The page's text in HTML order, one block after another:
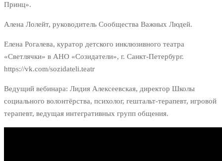
Принц».
Алена Лолейт, руководитель Сообщества Важных Людей.
Елена Рогалева, куратор детского инклюзивного театра
«Светлячки» в АНО «Созидатели», г. Санкт-Петербург.
https://vk.com/sozidateli.teatr
Ведущий вебинара: Лидия Алексеевская, директор Школы
социального волонтёрства, психолог, гештальт-терапевт, игровой
терапевт, ведущая интегративных групп общения.